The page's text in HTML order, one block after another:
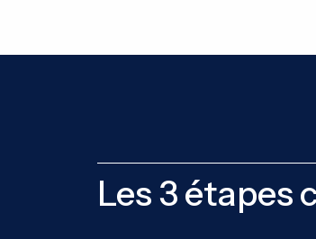
Les 3 étapes